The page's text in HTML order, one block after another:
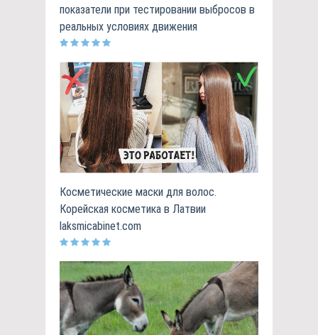
показатели при тестировании выбросов в
реальных условиях движения
Косметические маски для волос.
Корейская косметика в Латвии
laksmicabinet.com